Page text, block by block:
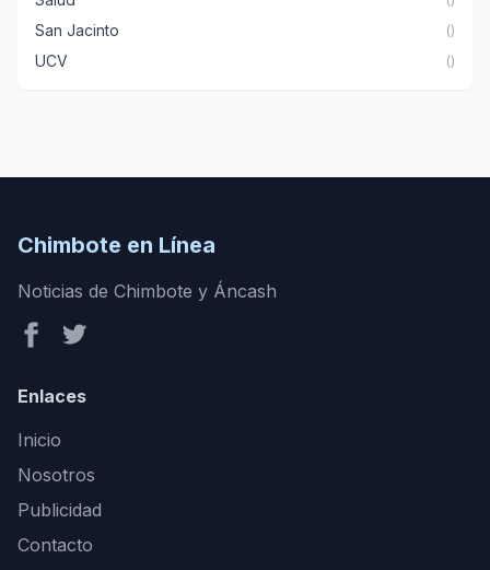
San Jacinto ()
UCV ()
Chimbote en Línea
Noticias de Chimbote y Áncash
Enlaces
Inicio
Nosotros
Publicidad
Contacto